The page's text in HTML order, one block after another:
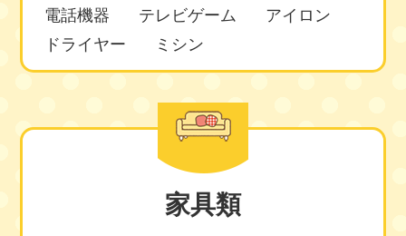
電話機器
テレビゲーム
アイロン
ドライヤー
ミシン
家具類